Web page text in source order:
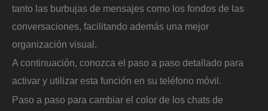
tanto las burbujas de mensajes como los fondos de las
conversaciones, facilitando además una mejor
organización visual.
A continuación, conozca el paso a paso detallado para
activar y utilizar esta función en su teléfono móvil.
Paso a paso para cambiar el color de los chats de